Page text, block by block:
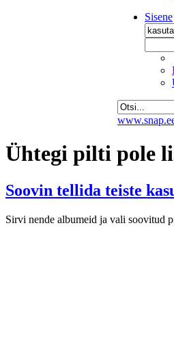
Sisene
Ühtegi pilti pole
Soovin tellida teiste
Sirvi nende albumeid ja vali soovitud